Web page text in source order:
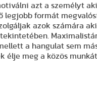
azt a személyt
legjobb formát
azok számára
a hangulat sem
élje meg a közös